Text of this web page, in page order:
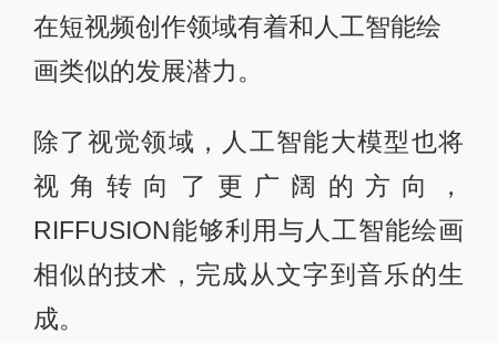
或许目前人工智能距离长电影的创作
还有一段距离，但可以预见人工智能
在短视频创作领域有着和人工智能绘